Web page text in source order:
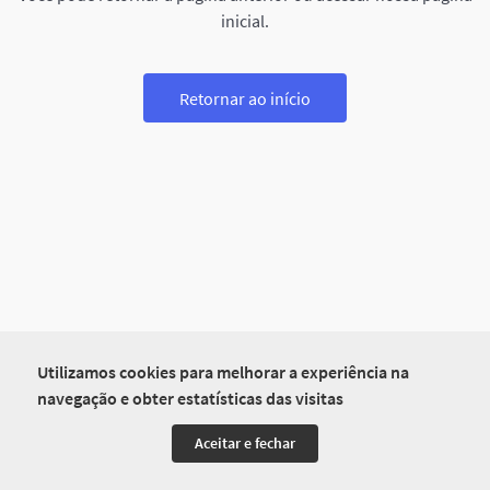
Utilizamos cookies para melhorar a experiência na
navegação e obter estatísticas das visitas
Aceitar e fechar
inicial.
Retornar ao início